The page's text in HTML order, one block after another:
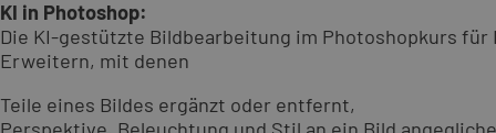
KI in Photoshop:
Die KI-gestützte Bildbearbeitung im Photoshopkurs
Erweitern, mit denen
Teile eines Bildes ergänzt oder entfernt,